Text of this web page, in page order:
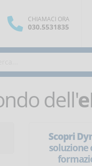
CHIAMACI ORA
030.5531835
dell'
Scopri